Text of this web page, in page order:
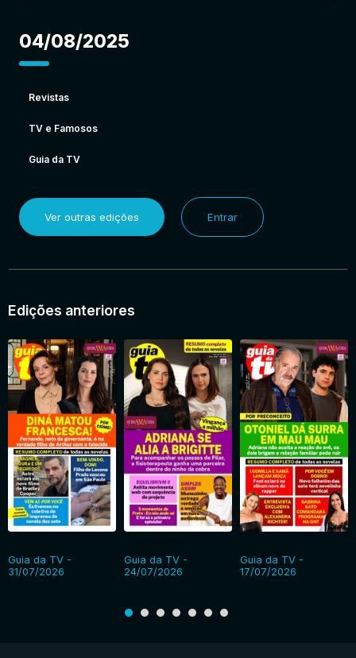
04/08/2025
Revistas
TV e Famosos
Guia da TV
Ver outras edições Entrar
Edições anteriores
Guia da TV -
31/07/2026
Guia da TV -
24/07/2026
Guia da TV -
17/07/2026